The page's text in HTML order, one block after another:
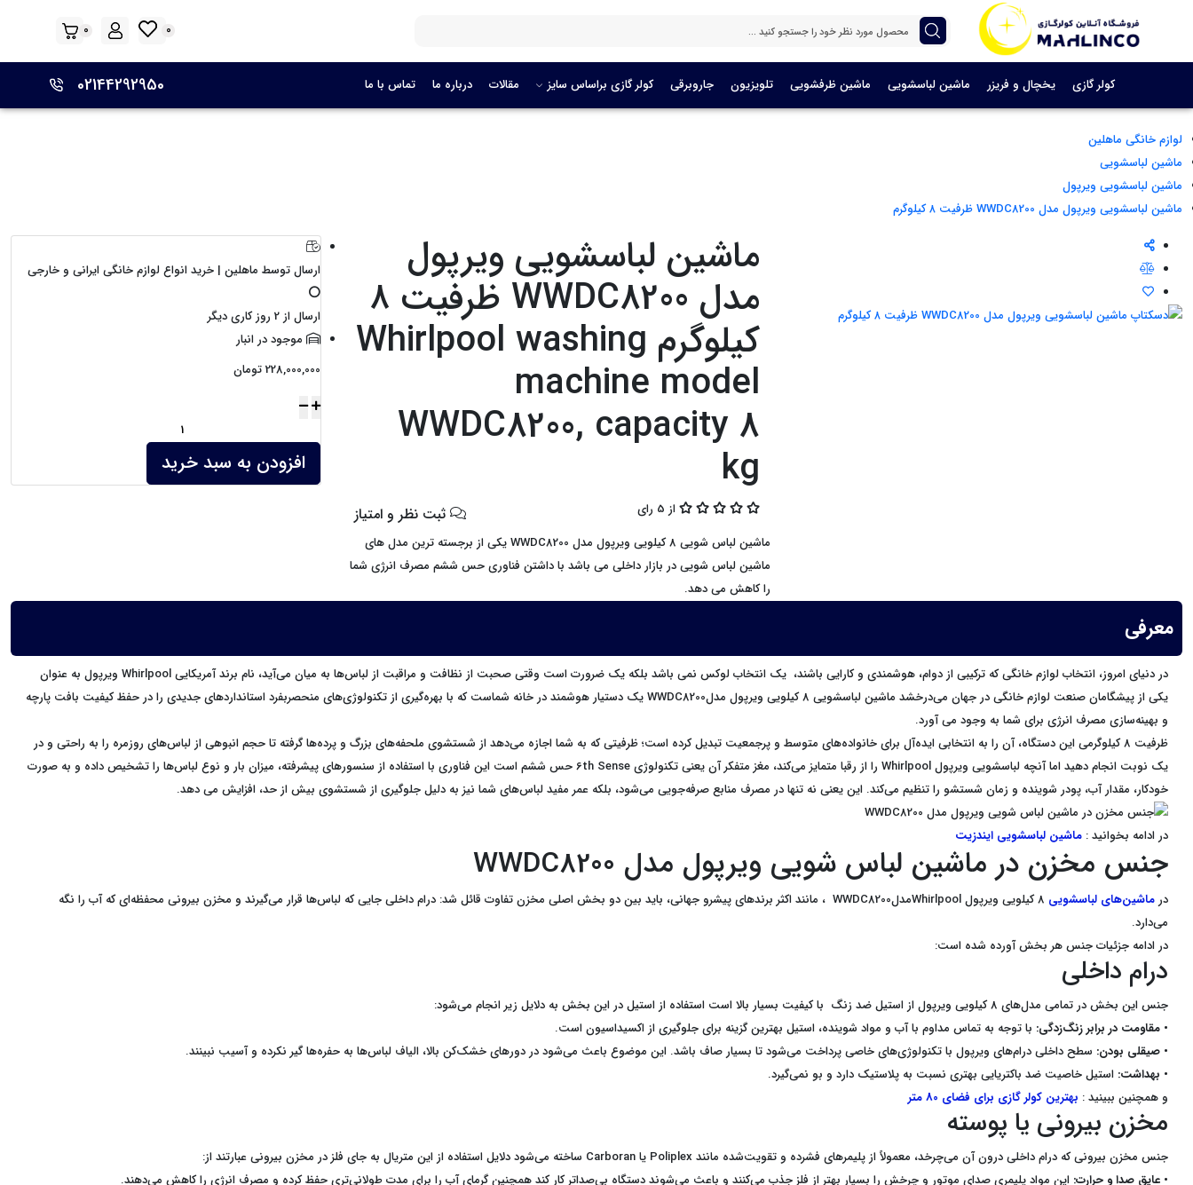
0
0
کولر گازی یخچال و فریزر ماشین لباسشویی ماشین ظرفشویی تلویزیون جاروبرقی کولر گازی براساس سایز مقالات درباره ما تماس با ما 02144292950
لوازم خانگی ماهلین
ماشین لباسشویی
ماشین لباسشویی ویرپول
ماشین لباسشویی ویرپول مدل WWDC8200 ظرفیت ۸ کیلوگرم
ماشین لباسشویی ویرپول
مدل WWDC8200 ظرفیت ۸
کیلوگرم Whirlpool washing
machine model
WWDC8200, capacity 8
kg
از 5 رای ثبت نظر و امتیاز
ماشین لباس شویی 8 کیلویی ویرپول مدل WWDC8200 یکی از برجسته ترین مدل های
ماشین لباس شویی در بازار داخلی می باشد با داشتن فناوری حس ششم مصرف انرژی شما
را کاهش می دهد.
ارسال توسط ماهلین | خرید انواع لوازم خانگی ایرانی و خارجی
ارسال از 2 روز کاری دیگر
موجود در انبار
228,000,000 تومان
افزودن به سبد خرید
معرفی
در دنیای امروز، انتخاب لوازم خانگی که ترکیبی از دوام، هوشمندی و کارایی باشند، یک انتخاب لوکس نمی باشد بلکه یک ضرورت است وقتی صحبت از نظافت و مراقبت از لباس‌ها به میان می‌آید، نام برند آمریکایی Whirlpool ویرپول به عنوان
یکی از پیشگامان صنعت لوازم خانگی در جهان می‌درخشد ماشین لباسشویی 8 کیلویی ویرپول مدلWWDC8200 یک دستیار هوشمند در خانه شماست که با بهره‌گیری از تکنولوژی‌های منحصربفرد استانداردهای جدیدی را در حفظ کیفیت بافت پارچه
و بهینه‌سازی مصرف انرژی برای شما به وجود می آورد.
ظرفیت 8 کیلوگرمی این دستگاه، آن را به انتخابی ایده‌آل برای خانواده‌های متوسط و پرجمعیت تبدیل کرده است؛ ظرفیتی که به شما اجازه می‌دهد از شستشوی ملحفه‌های بزرگ و پرده‌ها گرفته تا حجم انبوهی از لباس‌های روزمره را به راحتی و در
یک نوبت انجام دهید اما آنچه لباسشویی‌ ویرپول Whirlpool را از رقبا متمایز می‌کند، مغز متفکر آن یعنی تکنولوژی 6th Sense حس ششم است این فناوری با استفاده از سنسورهای پیشرفته، میزان بار و نوع لباس‌ها را تشخیص داده و به صورت
خودکار، مقدار آب، پودر شوینده و زمان شستشو را تنظیم می‌کند. این یعنی نه تنها در مصرف منابع صرفه‌جویی می‌شود، بلکه عمر مفید لباس‌های شما نیز به دلیل جلوگیری از شستشوی بیش از حد، افزایش می دهد.
در ادامه بخوانید : ماشین لباسشویی ایندزیت
جنس مخزن در ماشین لباس شویی ویرپول مدل WWDC8200
در ماشین‌های لباسشویی
8 کیلویی ویرپول WhirlpoolمدلWWDC8200 ، مانند اکثر برندهای پیشرو جهانی، باید بین دو بخش اصلی مخزن تفاوت قائل شد: درام داخلی جایی که لباس‌ها قرار می‌گیرند و مخزن بیرونی محفظه‌ای که آب را نگه
می‌دارد.
در ادامه جزئیات جنس هر بخش آورده شده است:
درام داخلی
جنس این بخش در تمامی مدل‌های 8 کیلویی ویرپول از استیل ضد زنگ با کیفیت بسیار بالا است استفاده از استیل در این بخش به دلایل زیر انجام می‌شود:
• مقاومت در برابر زنگ‌زدگی: با توجه به تماس مداوم با آب و مواد شوینده، استیل بهترین گزینه برای جلوگیری از اکسیداسیون است.
• صیقلی بودن: سطح داخلی درام‌های ویرپول با تکنولوژی‌های خاصی پرداخت می‌شود تا بسیار صاف باشد. این موضوع باعث می‌شود در دورهای خشک‌کن بالا، الیاف لباس‌ها به حفره‌ها گیر نکرده و آسیب نبینند.
• بهداشت: استیل خاصیت ضد باکتریایی بهتری نسبت به پلاستیک دارد و بو نمی‌گیرد.
و همچنین ببینید : بهترین کولر گازی برای فضای 80 متر
مخزن بیرونی یا پوسته
جنس مخزن بیرونی که درام داخلی درون آن می‌چرخد، معمولاً از پلیمرهای فشرده و تقویت‌شده مانند Poliplex یا Carboran ساخته می‌شود دلایل استفاده از این متریال به جای فلز در مخزن بیرونی عبارتند از:
• عایق صدا و حرارت: این مواد پلیمری صدای موتور و چرخش را بسیار بهتر از فلز جذب می‌کنند و باعث می‌شوند دستگاه بی‌صداتر کار کند همچنین گرمای آب را برای مدت طولانی‌تری حفظ کرده و مصرف انرژی را کاهش می‌دهند.